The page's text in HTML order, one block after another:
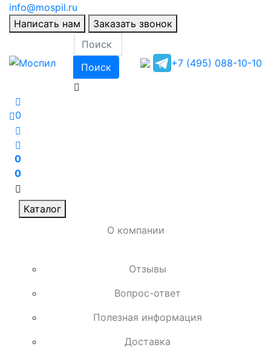
info@mospil.ru
Написать нам
Заказать звонок
Поиск +7 (495) 088-10-10
0
0
0
Каталог
О компании
Отзывы
Вопрос-ответ
Полезная информация
Доставка